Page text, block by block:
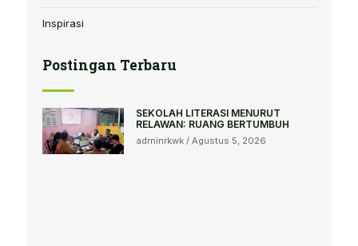
Inspirasi
Postingan Terbaru
SEKOLAH LITERASI MENURUT
RELAWAN: RUANG BERTUMBUH
adminrkwk Agustus 5, 2026